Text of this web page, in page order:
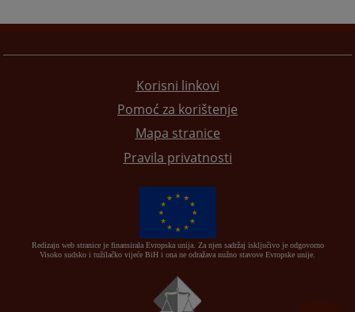
Korisni linkovi
Pomoć za korištenje
Mapa stranice
Pravila privatnosti
Redizajn web stranice je finansirala Evropska unija. Za njen sadržaj isključivo je odgovorno
Visoko sudsko i tužilačko vijeće BiH i ona ne odražava nužno stavove Evropske unije.